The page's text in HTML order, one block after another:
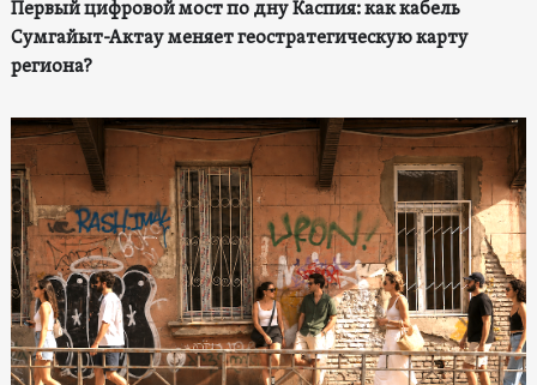
Первый цифровой мост по дну Каспия: как кабель
Сумгайыт-Актау меняет геостратегическую карту
региона?